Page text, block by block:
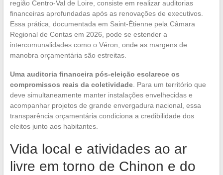
região Centro-Val de Loire, consiste em realizar auditorias
financeiras aprofundadas após as renovações de executivos.
Essa prática, documentada em Saint-Étienne pela Câmara
Regional de Contas em 2026, pode se estender a
intercomunalidades como o Véron, onde as margens de
manobra orçamentária são estreitas.
Uma auditoria financeira pós-eleição esclarece os
compromissos reais da coletividade. Para um território que
deve simultaneamente manter instalações envelhecidas e
acompanhar projetos de grande envergadura nacional, essa
transparência orçamentária condiciona a credibilidade dos
eleitos junto aos habitantes.
Vida local e atividades ao ar
livre em torno de Chinon e do